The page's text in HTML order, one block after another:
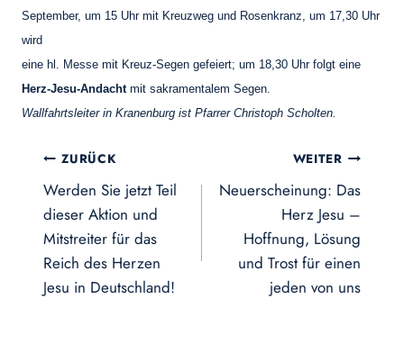
September, um 15 Uhr mit Kreuzweg und Rosenkranz, um 17,30 Uhr
wird
eine hl. Messe mit Kreuz-Segen gefeiert; um 18,30 Uhr folgt eine
Herz-Jesu-Andachtmit sakramentalem Segen.
Wallfahrtsleiter in Kranenburg ist Pfarrer Christoph Scholten.
Beitragsnavigation
ZURÜCK
Werden Sie jetzt Teil
dieser Aktion und
Mitstreiter für das
Reich des Herzen
Jesu in Deutschland!
WEITER
Neuerscheinung: Das
Herz Jesu –
Hoffnung, Lösung
und Trost für einen
jeden von uns